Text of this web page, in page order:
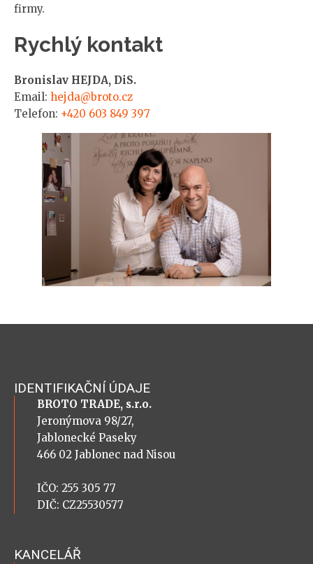
firmy.
Rychlý kontakt
Bronislav HEJDA, DiS.
Email: hejda@broto.cz
Telefon: +420 603 849 397
IDENTIFIKAČNÍ ÚDAJE
BROTO TRADE, s.r.o.
Jeronýmova 98/27,
Jablonecké Paseky
466 02 Jablonec nad Nisou
IČO: 255 305 77
DIČ: CZ25530577
KANCELÁŘ